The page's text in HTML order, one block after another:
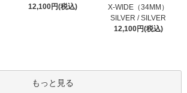
12,100円(税込)
X-WIDE（34MM）
SILVER / SILVER
12,100円(税込)
もっと見る